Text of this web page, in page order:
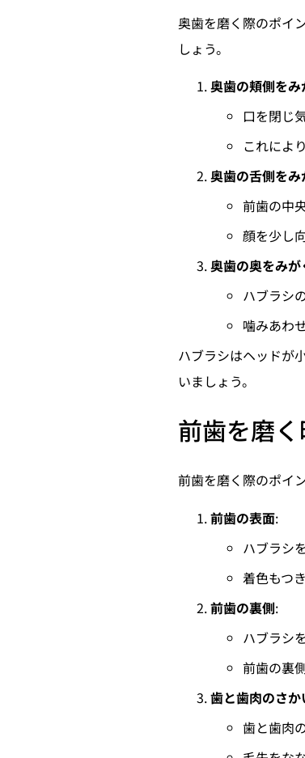
奥歯を磨く際のポイ
しょう。
奥歯の頬側をみ
口を閉じ
これによ
奥歯の舌側をみ
前歯の中
顔を少し
奥歯の奥をみが
ハブラシ
噛みあわ
ハブラシはヘッドが
いましょう。
前歯を磨
前歯を磨く際のポイ
前歯の表面:
ハブラシ
着色もつ
前歯の裏側:
ハブラシ
前歯の裏
歯と歯肉のさか
歯と歯肉